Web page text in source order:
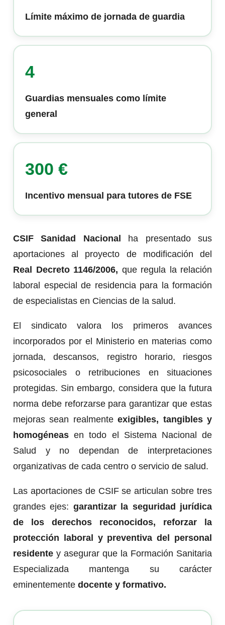
Límite máximo de jornada de guardia
4
Guardias mensuales como límite
general
300 €
Incentivo mensual para tutores de FSE
CSIF Sanidad Nacional ha presentado sus
aportaciones al proyecto de modificación del
Real Decreto 1146/2006, que regula la relación
laboral especial de residencia para la formación
de especialistas en Ciencias de la salud.
El sindicato valora los primeros avances
incorporados por el Ministerio en materias como
jornada, descansos, registro horario, riesgos
psicosociales o retribuciones en situaciones
protegidas. Sin embargo, considera que la futura
norma debe reforzarse para garantizar que estas
mejoras sean realmenteexigibles, tangibles y
homogéneas en todo el Sistema Nacional de
Salud y no dependan de interpretaciones
organizativas de cada centro o servicio de salud.
Las aportaciones de CSIF se articulan sobre tres
grandes ejes: garantizar la seguridad jurídica
de los derechos reconocidos, reforzar la
protección laboral y preventiva del personal
residente y asegurar que la Formación Sanitaria
Especializada mantenga su carácter
eminentemente docente y formativo.